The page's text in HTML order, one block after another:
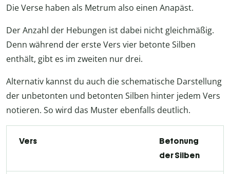
Die Verse haben als Metrum also einen Anapäst.
Der Anzahl der Hebungen ist dabei nicht gleichmäßig.
Denn während der erste Vers vier betonte Silben
enthält, gibt es im zweiten nur drei.
Alternativ kannst du auch die schematische Darstellung
der unbetonten und betonten Silben hinter jedem Vers
notieren. So wird das Muster ebenfalls deutlich.
Vers
Betonung
der Silben